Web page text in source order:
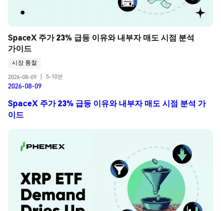
SpaceX 주가 23% 급등 이유와 내부자 매도 시점 분석
가이드
시장 통찰
2026-08-09
5-10분
2026-08-09
SpaceX 주가 23% 급등 이유와 내부자 매도 시점 분석 가
이드